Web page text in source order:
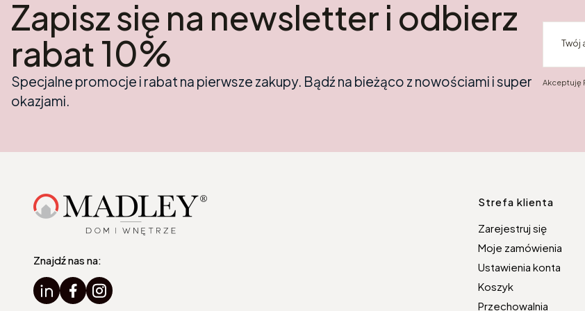
Zapisz się na newsletter i odbierz
rabat 10%
Specjalne promocje i rabat na pierwsze zakupy. Bądź na bieżąco z nowościami i super
okazjami.
Twój
Akceptuję
Znajdź nas na:
Linki
Strefa klienta
Zarejestruj się
Moje zamówienia
Ustawienia konta
Koszyk
Przechowalnia